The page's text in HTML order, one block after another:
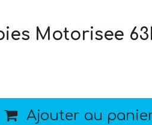
Motorisee
Ajouter au